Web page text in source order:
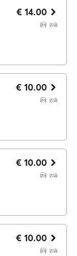
€ 14.00
€ 10.00
€ 10.00
€ 10.00